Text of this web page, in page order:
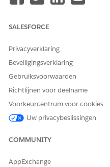
informeren klonen:
Zoek en selecteer vanuit
Omniscripts wordt
Klik op Nieuwe versie
Klik opVersie activeren
HEEFT DIT ARTIKEL
SALESFORCE
Privacyverklaring
Beveiligingsverklaring
Gebruiksvoorwaarden
Richtlijnen voor deelname
Voorkeurcentrum voor cookies
Uw privacybeslissingen
COMMUNITY
AppExchange